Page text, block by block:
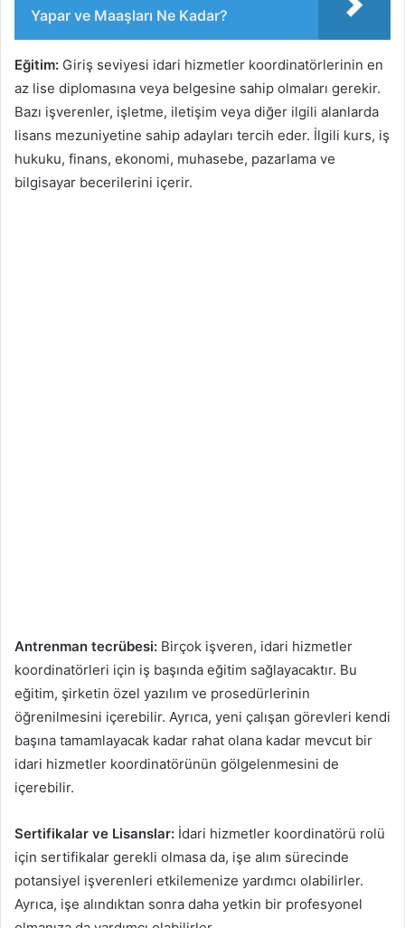
Yapar ve Maaşları Ne Kadar?
Eğitim: Giriş seviyesi idari hizmetler koordinatörlerinin en
az lise diplomasına veya belgesine sahip olmaları gerekir.
Bazı işverenler, işletme, iletişim veya diğer ilgili alanlarda
lisans mezuniyetine sahip adayları tercih eder. İlgili kurs, iş
hukuku, finans, ekonomi, muhasebe, pazarlama ve
bilgisayar becerilerini içerir.
Antrenman tecrübesi: Birçok işveren, idari hizmetler
koordinatörleri için iş başında eğitim sağlayacaktır. Bu
eğitim, şirketin özel yazılım ve prosedürlerinin
öğrenilmesini içerebilir. Ayrıca, yeni çalışan görevleri kendi
başına tamamlayacak kadar rahat olana kadar mevcut bir
idari hizmetler koordinatörünün gölgelenmesini de
içerebilir.
Sertifikalar ve Lisanslar: İdari hizmetler koordinatörü rolü
için sertifikalar gerekli olmasa da, işe alım sürecinde
potansiyel işverenleri etkilemenize yardımcı olabilirler.
Ayrıca, işe alındıktan sonra daha yetkin bir profesyonel